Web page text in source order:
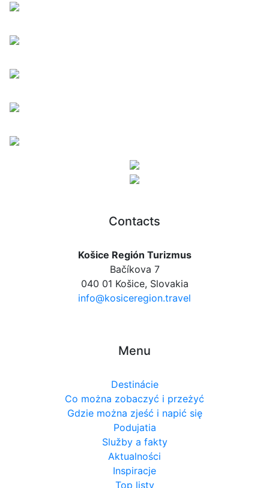
Contacts
Košice Región Turizmus
Bačíkova 7
040 01 Košice, Slovakia
info@kosiceregion.travel
Menu
Destinácie
Co można zobaczyć i przeżyć
Gdzie można zjeść i napić się
Podujatia
Služby a fakty
Aktualności
Inspiracje
Top listy